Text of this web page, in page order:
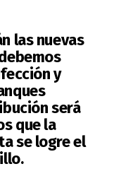
las nuevas
y
será
que la
se logre el